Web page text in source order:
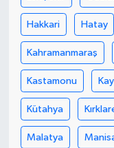
Hakkari Hatay
Kahramanmaraş
Kastamonu
Kütahya
Malatya